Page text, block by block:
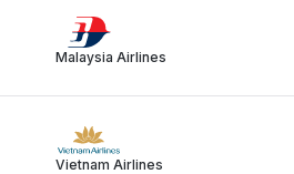
Malaysia Airlines
Vietnam Airlines